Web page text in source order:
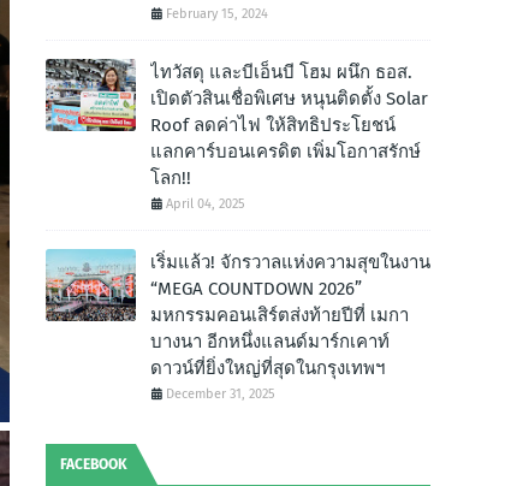
February 15, 2024
ไทวัสดุ และบีเอ็นบี โฮม ผนึก ธอส.
เปิดตัวสินเชื่อพิเศษ หนุนติดตั้ง Solar
Roof ลดค่าไฟ ให้สิทธิประโยชน์
แลกคาร์บอนเครดิต เพิ่มโอกาสรักษ์
โลก!!
April 04, 2025
เริ่มแล้ว! จักรวาลแห่งความสุขในงาน
“MEGA COUNTDOWN 2026”
มหกรรมคอนเสิร์ตส่งท้ายปีที่ เมกา
บางนา อีกหนึ่งแลนด์มาร์กเคาท์
ดาวน์ที่ยิ่งใหญ่ที่สุดในกรุงเทพฯ
December 31, 2025
FACEBOOK